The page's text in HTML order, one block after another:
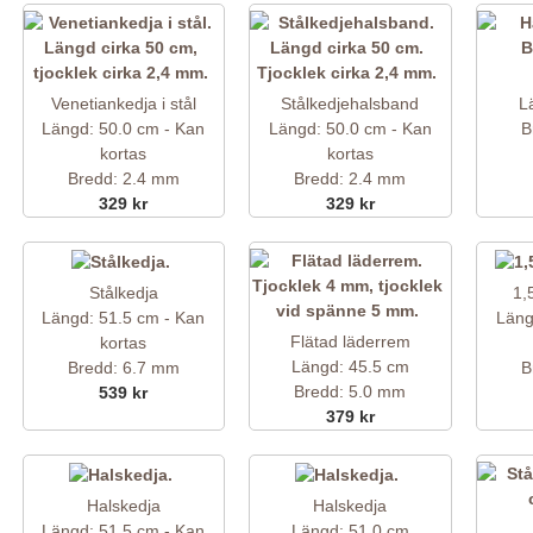
Venetiankedja i stål
Längd: 50.0 cm - Kan
kortas
Bredd: 2.4 mm
329 kr
Stålkedjehalsband
Längd: 50.0 cm - Kan
kortas
Bredd: 2.4 mm
329 kr
Stålkedja
Längd: 51.5 cm - Kan
kortas
Bredd: 6.7 mm
539 kr
Flätad läderrem
Längd: 45.5 cm
Bredd: 5.0 mm
379 kr
Halskedja
Halskedja